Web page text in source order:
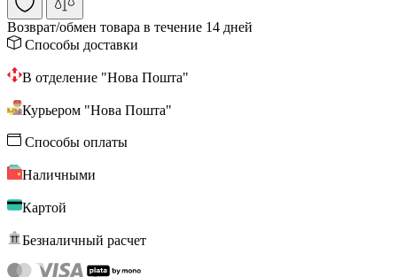
Возврат/обмен товара в течение 14 дней
Способы доставки
В отделение "Нова Пошта"
Курьером "Нова Пошта"
Способы оплаты
Наличными
Картой
Безналичный расчет